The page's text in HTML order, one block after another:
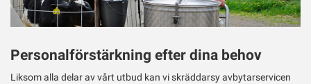
Personalförstärkning efter dina behov
Liksom alla delar av vårt utbud kan vi skräddarsy avbytarservicen